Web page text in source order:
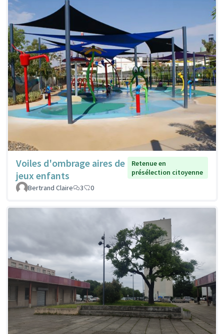
Voiles d'ombrage aires de
jeux enfants
Retenue en
présélection citoyenne
Bertrand Claire
3 0